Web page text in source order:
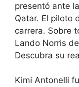
presentó ante
Qatar. El piloto
carrera. Sobre
Lando Norris
Descubra su
Kimi Antonelli